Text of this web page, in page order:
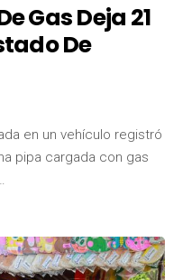
Gas Deja 21
De
en un vehículo registró
pipa cargada con gas